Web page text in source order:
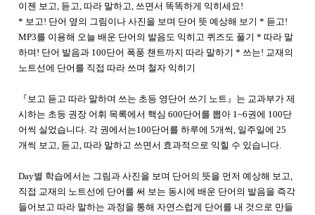
이젠 보고, 듣고, 따라 말하고, 쓰면서 똑똑하게 익히세요!
* 보고! 단어 옆의 그림이나 사진을 보며 단어 뜻 예상해 보기 * 듣고!
MP3를 이용해 오늘 배운 단어의 발음도 익히고 퀴즈도 풀기 * 따라 말
하며! 단어 발음과 100단어 폭풍 챈트까지 따라 말하기 * 쓰는! 교재의
노트선에 단어를 직접 따라 쓰며 철자 익히기
『보고 듣고 따라 말하며 쓰는 초등 영단어 쓰기 노트』는 교과부가 제
시하는 초등 권장 어휘 목록에서 핵심 600단어를 뽑아 1~6권에 100단
어씩 실었습니다. 각 권에서는100단어를 하루에 5개씩, 일주일에 25
개씩 보고, 듣고, 따라 말하고 쓰면서 효과적으로 익힐 수 있습니다.
Day별 학습에서는 그림과 사진을 보며 단어의 뜻을 먼저 예상해 보고,
직접 교재의 노트선에 단어를 써 보는 동시에 배운 단어의 발음을 즉각
들어보고 따라 말하는 과정을 통해 자연스럽게 단어를 내 것으로 만들